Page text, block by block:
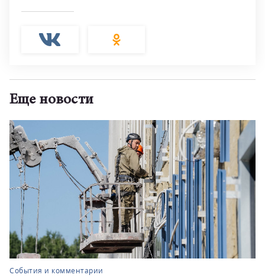
Еще новости
События и комментарии